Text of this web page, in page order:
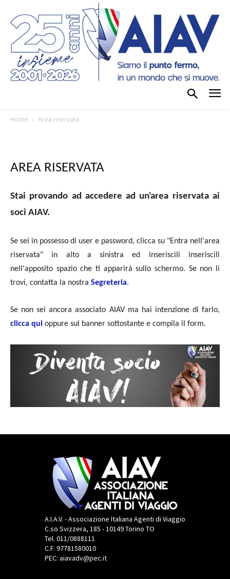
Home Area riservata
AREA RISERVATA
Stai provando ad accedere ad un'area riservata ai
soci AIAV.
Se sei in possesso di user e password, clicca su "Entra nell'area
riservata" in alto a sinistra ed inseriscili inseriscili
nell'apposito spazio che ti apparirà sullo schermo. Se non li
trovi, contatta la nostra Segreteria.
Se non sei ancora associato AIAV ma hai intenzione di farlo,
clicca qui oppure sul banner sottostante e compila il form.
A.I.A.V. - Associazione Italiana Agenti di Viaggio
C.so Svizzera, 185 - 10149 Torino TO
Tel. 011/0888111
C.F. 97781580010
PEC: aiavadv@pec.it